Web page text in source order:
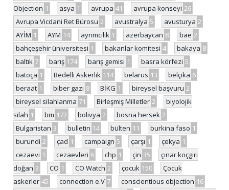
Objection 1 asya 1 avrupa 41 avrupa konseyi 26
Avrupa Vicdani Ret Bürosu 2 avustralya 5 avusturya 2
AYİM 1 AYM 14 ayrımcılık 1 azerbaycan 8 bae 2
bahçeşehir üniversitesi 1 bakanlar komitesi 4 bakaya 8
baltık 7 barış 174 barış gemisi 1 basra körfezi 5
batoça 1 Bedelli Askerlik 114 belarus 13 belçika 6
beraat 1 biber gazı 8 BİKG 1 bireysel başvuru 2
bireysel silahlanma 71 Birleşmiş Milletler 2
biyolojik
silah 1 bm 172 bolivya 2 bosna hersek 2
Bulgaristan 3 bulletin 14 bülten 11 burkina faso 1
burundi 2 çad 1 campaign 5 çarşı 1 çekya 1
cezaevi 1 cezaevleri 6 chp 1 çin 35
çınar koçgiri
doğan 3 CO 1 CO Watch 2 çocuk 150
Çocuk
askerler 45 connection e.V 7 conscientious objection 16